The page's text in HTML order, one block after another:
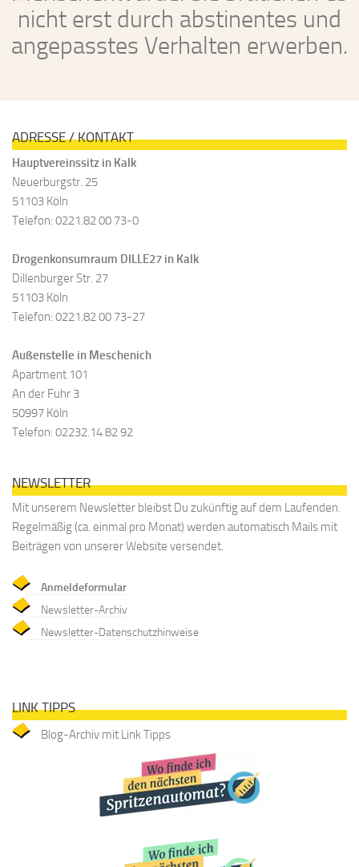
nicht erst durch abstinentes und
angepasstes Verhalten erwerben.
ADRESSE / KONTAKT
Hauptvereinssitz in Kalk
Neuerburgstr. 25
51103 Köln
Telefon: 0221.82 00 73-0
Drogenkonsumraum DILLE27 in Kalk
Dillenburger Str. 27
51103 Köln
Telefon: 0221.82 00 73-27
Außenstelle in Meschenich
Apartment 101
An der Fuhr 3
50997 Köln
Telefon: 02232.14 82 92
NEWSLETTER
Mit unserem Newsletter bleibst Du zukünftig auf dem Laufenden.
Regelmäßig (ca. einmal pro Monat) werden automatisch Mails mit
Beiträgen von unserer Website versendet.
Anmeldeformular
Newsletter-Archiv
Newsletter-Datenschutzhinweise
LINK TIPPS
Blog-Archiv mit Link Tipps